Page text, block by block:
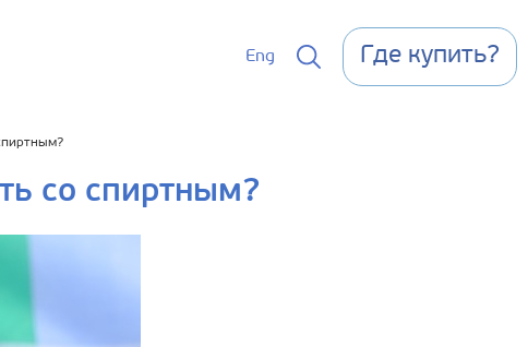
Eng Где купить?
со спиртным?